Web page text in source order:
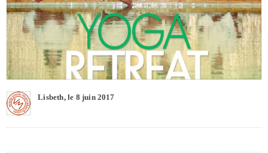
Lisbeth, le 8 juin 2017